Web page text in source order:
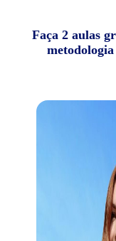
Faça 2 aulas